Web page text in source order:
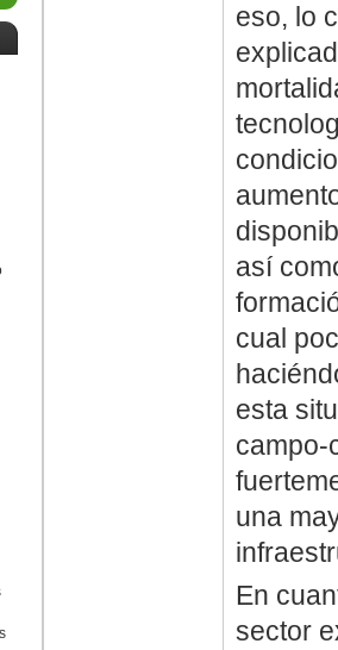
eso, lo
así
cual
esta
campo-
una
En
sector